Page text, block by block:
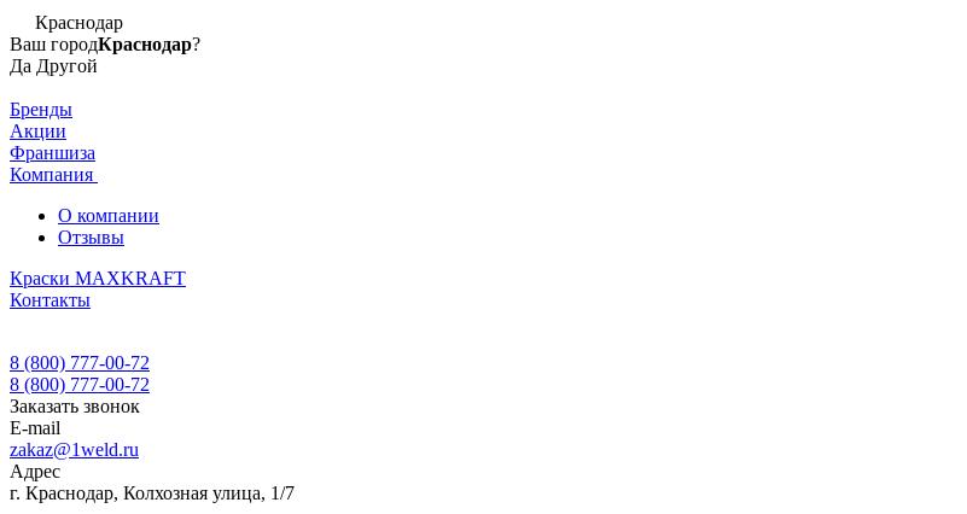
Краснодар
Ваш городКраснодар?
Да Другой
Бренды
Акции
Франшиза
Компания
О компании
Отзывы
Краски MAXKRAFT
Контакты
8 (800) 777-00-72
8 (800) 777-00-72
Заказать звонок
E-mail
zakaz@1weld.ru
Адрес
г. Краснодар, Колхозная улица, 1/7